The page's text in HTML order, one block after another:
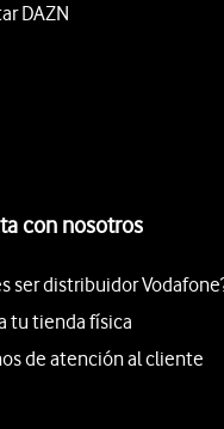
DAZN
con nosotros
ser distribuidor
tu tienda física
de atención al cliente